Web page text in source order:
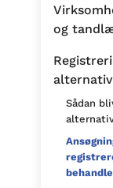
og
Sådan